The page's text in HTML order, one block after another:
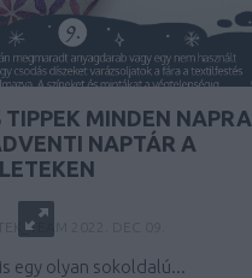
TIPPEK MINDEN NAPRA
NAPTÁR A
egy olyan sokoldalú...